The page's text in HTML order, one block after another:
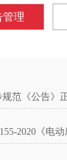
管理
规范《公告》
2020《电